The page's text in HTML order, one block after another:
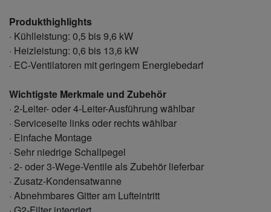
Produkthighlights
· Kühlleistung: 0,5 bis 9,6 kW
· Heizleistung: 0,6 bis 13,6 kW
· EC-Ventilatoren mit geringem Energiebedarf
Wichtigste Merkmale und Zubehör
· 2-Leiter- oder 4-Leiter-Ausführung wählbar
· Serviceseite links oder rechts wählbar
· Einfache Montage
· Sehr niedrige Schallpegel
· 2- oder 3-Wege-Ventile als Zubehör lieferbar
· Zusatz-Kondensatwanne
· Abnehmbares Gitter am Lufteintritt